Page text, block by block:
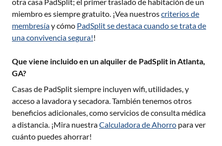
miembro es siempre gratuito. ¡Vea nuestroscriterios de
membresíay cómo PadSplit se destaca cuando se trata de
una convivencia segura!!
Que viene incluido en un alquiler de PadSplit in Atlanta,
GA?
Casas de PadSplit siempre incluyen wifi, utilidades, y
acceso a lavadora y secadora. También tenemos otros
beneficios adicionales, como servicios de consulta médica
a distancia. ¡Mira nuestraCalculadora de Ahorro para ver
cuánto puedes ahorrar!